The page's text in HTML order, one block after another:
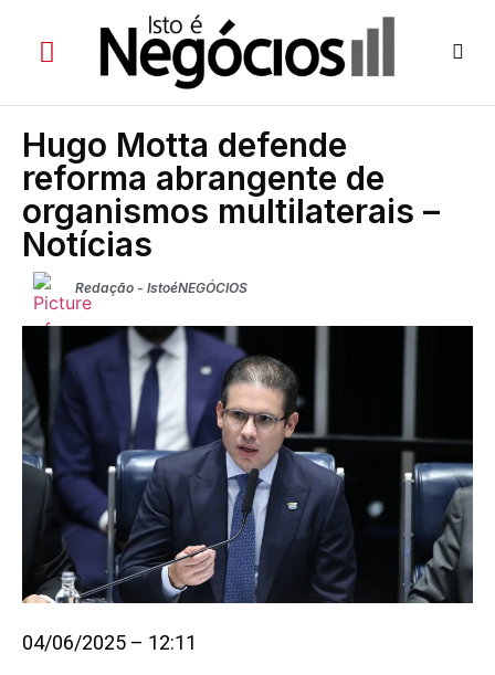
Hugo Motta defende
reforma abrangente de
organismos multilaterais –
Notícias
Redação - IstoéNEGÓCIOS
04/06/2025 – 12:11